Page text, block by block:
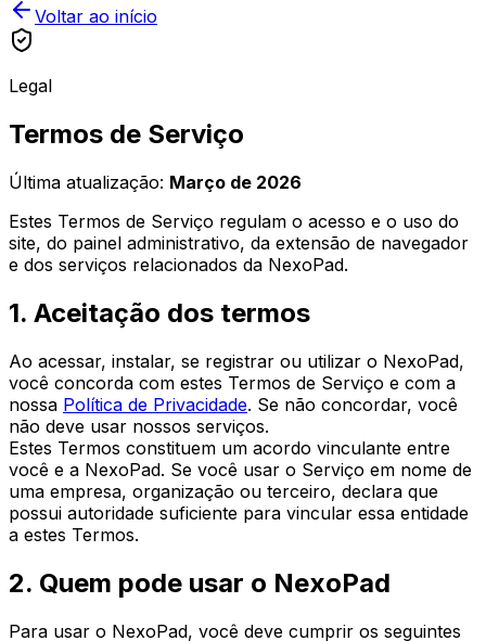
Voltar ao início
Legal
Termos de Serviço
Última atualização: Março de 2026
Estes Termos de Serviço regulam o acesso e o uso do
site, do painel administrativo, da extensão de navegador
e dos serviços relacionados da NexoPad.
1. Aceitação dos termos
Ao acessar, instalar, se registrar ou utilizar o NexoPad,
você concorda com estes Termos de Serviço e com a
nossa Política de Privacidade. Se não concordar, você
não deve usar nossos serviços.
Estes Termos constituem um acordo vinculante entre
você e a NexoPad. Se você usar o Serviço em nome de
uma empresa, organização ou terceiro, declara que
possui autoridade suficiente para vincular essa entidade
a estes Termos.
2. Quem pode usar o NexoPad
Para usar o NexoPad, você deve cumprir os seguintes